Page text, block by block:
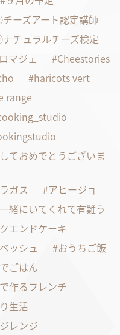
ーズアート認定講師
チュラルチーズ検定
マジェ
Cheestories
haricots vert
range
ておめでとうございま
ガス
アヒージョ
緒にいてくれて有難う
エンドケーキ
ッシュ
おうちご飯
ごはん
作るフレンチ
生活
レンジ